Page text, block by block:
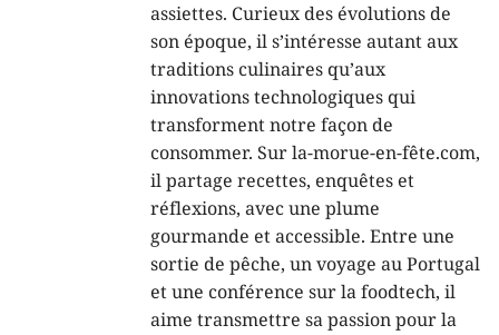
assiettes. Curieux des évolutions de
son époque, il s’intéresse autant aux
traditions culinaires qu’aux
innovations technologiques qui
transforment notre façon de
consommer. Sur la-morue-en-fête.com,
il partage recettes, enquêtes et
réflexions, avec une plume
gourmande et accessible. Entre une
sortie de pêche, un voyage au Portugal
et une conférence sur la foodtech, il
aime transmettre sa passion pour la